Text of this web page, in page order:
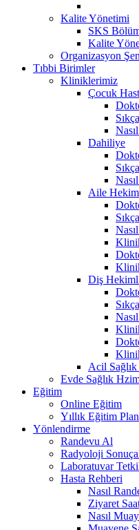
Kalite Yönetimi
SKS
Kalite
Organizasyon
Tıbbi Birimler
Kliniklerimiz
Çocuk
Dahiliye
Aile
Diş
Acil
Evde Sağlık
Eğitim
Online Eğitim
Yıllık Eğitim
Yönlendirme
Randevu Al
Radyoloji
Laboratuvar
Hasta Rehberi
Nasıl
Ziyaret
Nasıl